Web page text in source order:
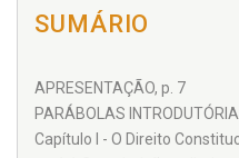
Pro Natura.
SUMÁRIO
APRESENTAÇÃO, p. 7
PARÁBOLAS
Capítulo I - O Direito